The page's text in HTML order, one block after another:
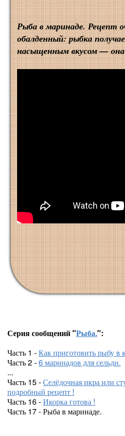
Рыба в маринаде. Рецепт
обалденный: рыбка
насыщенным вкусом —
Серия сообщений "Рыба.":
Часть 1 -Как приготовить рыбу в
Часть 2 -6 маринадов для сельди.
...
Часть 15 -Селёдочная икра или
подробный рецепт !
Часть 16 -Икорка готова !
Часть 17 - Рыба в маринаде.